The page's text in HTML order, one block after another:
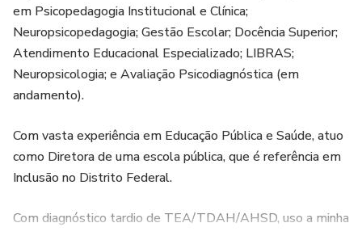
✔ Cooperar
✔ Pedir ajuda
✔ Expressar sentimentos
✔ Resolver conflitos
✔ Reconhecer emoções
✔ Tomar decisões mais adequadas no dia a dia
em Psicopedagogia Institucional e Clínica;
Neuropsicopedagogia; Gestão Escolar; Docência Superior;
Atendimento Educacional Especializado; LIBRAS;
Neuropsicologia; e Avaliação Psicodiagnóstica (em
andamento).
Com vasta experiência em Educação Pública e Saúde, atuo
como Diretora de uma escola pública, que é referência em
Inclusão no Distrito Federal.
Com diagnóstico tardio de TEA/TDAH/AHSD, uso a minha